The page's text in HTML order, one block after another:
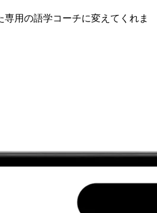
用の語学コーチに変えてくれま